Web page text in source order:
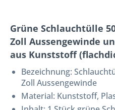
Grüne Schlauchtülle
Zoll Aussengewinde
aus Kunststoff
Bezeichnung:
Zoll Aussengewinde
Material: Kunststoff,